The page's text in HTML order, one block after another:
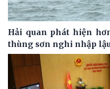
Hải quan phát hiện
thùng sơn nghi nhập